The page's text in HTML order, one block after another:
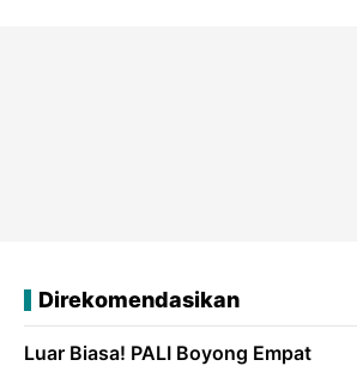
Direkomendasikan
Luar Biasa! PALI Boyong Empat